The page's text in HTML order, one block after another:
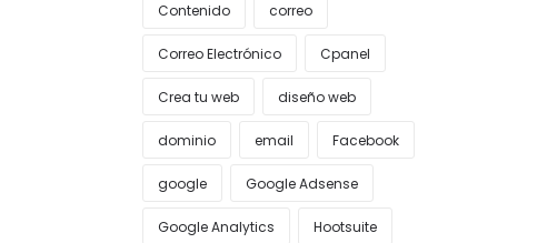
Contenido correo
Correo Electrónico Cpanel
Crea tu web diseño web
dominio email Facebook
google Google Adsense
Google Analytics Hootsuite